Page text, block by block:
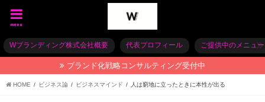
menu
Wブランディング株式会社概要 代表プロフィール ご提供中のメニュー
ブランド化戦略コンサルティング受付中
HOME ビジネス論 ビジネスマインド 人は窮地に立ったときに本性が出る